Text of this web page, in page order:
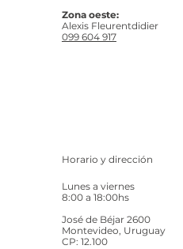
Zona oeste:
Alexis Fleurentdidier
099 604 917
Horario y dirección
Lunes a viernes
8:00 a 18:00hs
José de Béjar 2600
Montevideo, Uruguay
CP: 12.100